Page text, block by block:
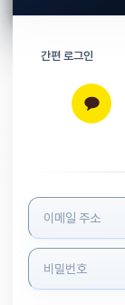
간편 로그인
로그인 정보 입력